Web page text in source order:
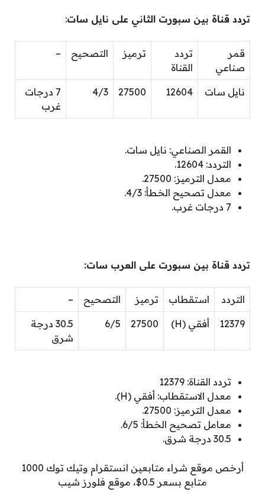
تردد قناة بين سبورت الثاني على نايل سات:
قمر
صناعي
تردد
القناة
ترميز التصحيح –
نايل سات 12604
27500
4/3
7 درجات
غرب
القمر الصناعي: نايل سات.
التردد: 12604.
معدل الترميز: 27500.
معدل تصحيح الخطأ: 4/3.
7 درجات غرب.
تردد قناة بين سبورت على العرب سات:
التردد استقطاب ترميز التصحيح –
12379 أفقي (H) 27500
6/5
30.5 درجة
شرق
تردد القناة: 12379
معدل الاستقطاب: أفقي (H).
معدل الترميز: 27500.
معامل تصحيح الخطأ: 6/5.
30.5 درجة شرق.
أرخص موقع شراء متابعين انستقرام وتيك توك 1000
متابع بسعر 0.5$، موقع فلورز شيب